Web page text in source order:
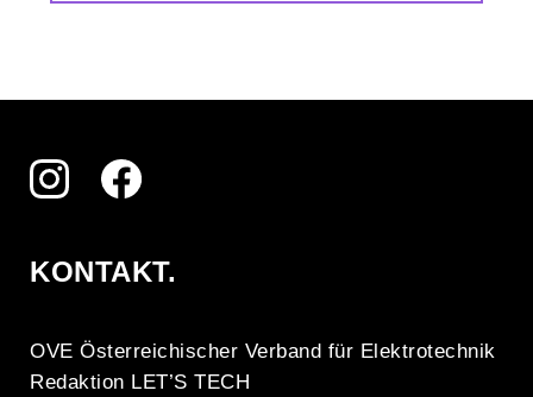
KONTAKT.
OVE Österreichischer Verband für Elektrotechnik
Redaktion LET’S TECH